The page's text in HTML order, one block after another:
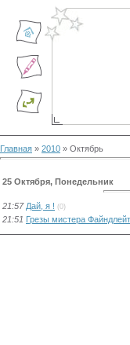
Главная » 2010 » Октябрь
25 Октября, Понедельник
21:57 Дай, я ! (0)
21:51 Грезы мистера